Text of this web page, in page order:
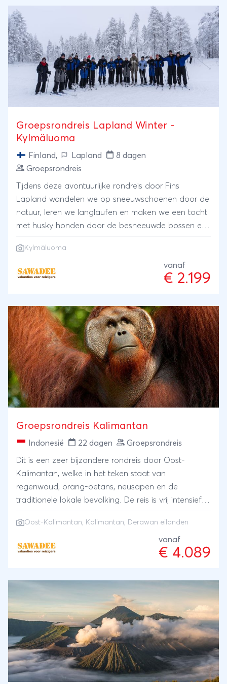
stad op de fiets, proef een pastel de nata en dwaal
door karaktervolle wijken. We eindigen de reis
met de Algarve kust. Waar Lagos je verwelkomt met
mooie grotten, gezellige straatjes en een kajak
tour langs verborgen stranden. Aan het eind van
deze reis heb je zowel actie, historie en ontspanning
gehad!
Groepsrondreis Lapland Winter -
Kylmäluoma
Finland, Lapland
8 dagen
Groepsrondreis
Tijdens deze avontuurlijke rondreis door Fins
Lapland wandelen we op sneeuwschoenen door de
natuur, leren we langlaufen en maken we een tocht
met husky honden door de besneeuwde bossen en
geschikt voor een actieve week in de sneeuw.
Tijdens deze gevarieerde winterreis leer je het echte
Lapland kennen. Sluit de dag af op de Finse
Kylmäluoma
vanaf
€ 2.199
Groepsrondreis Kalimantan
Indonesië 22 dagen Groepsrondreis
Dit is een zeer bijzondere rondreis door Oost-
Kalimantan, welke in het teken staat van
regenwoud, orang-oetans, neusapen en de
traditionele lokale bevolking. De reis is vrij intensief
meerdere keren avontuurlijk overnacht. De jungle en
lokale bevolking van Kalimantan ervaar je pas echt
wanneer je er daadwerkelijk te midden leeft en
meest traditionele Dayak stammen. We reizen per
bus en we stappen vaak in een longboot om dieper
de jungle in te varen. Aan het eind van de reis kun
je ontspannen op de Derawan eilanden, met
poederwit zand en azuurblauwe zee.
Oost-Kalimantan, Kalimantan, Derawan eilanden
vanaf
€ 4.089